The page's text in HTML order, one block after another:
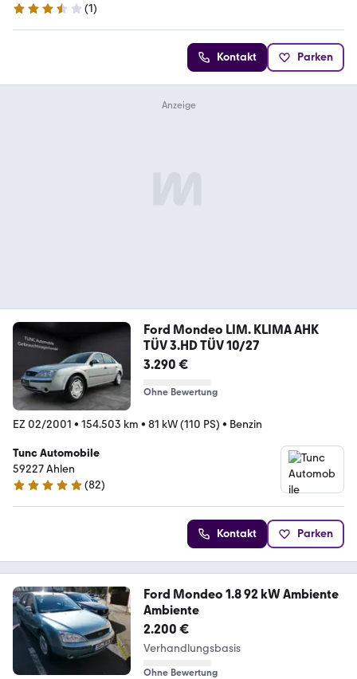
3.7 Sterne
(1)
Kontakt Parken
Ford Mondeo LIM. KLIMA AHK
TÜV 3.HD TÜV 10/27
3.290 €
Ohne Bewertung
EZ 02/2001 • 154.503 km • 81 kW (110 PS) • Benzin
Tunc Automobile
59227 Ahlen
5 Sterne
(82)
Kontakt Parken
Ford Mondeo 1.8 92 kW Ambiente
Ambiente
2.200 €
Verhandlungsbasis
Ohne Bewertung